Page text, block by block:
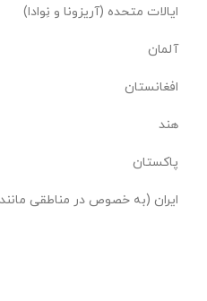
ایالات متحده (آریزونا و نِوادا)
آلمان
افغانستان
هند
پاکستان
ایران (به خصوص در مناطقی